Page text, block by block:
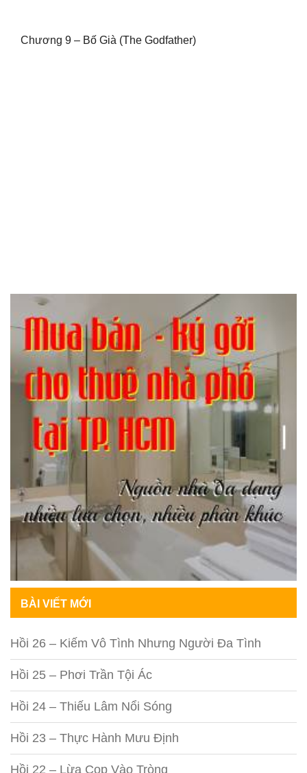
Chương 9 – Bố Già (The Godfather)
BÀI VIẾT MỚI
Hồi 26 – Kiếm Vô Tình Nhưng Người Đa Tình
Hồi 25 – Phơi Trần Tội Ác
Hồi 24 – Thiếu Lâm Nổi Sóng
Hồi 23 – Thực Hành Mưu Định
Hồi 22 – Lừa Cọp Vào Tròng